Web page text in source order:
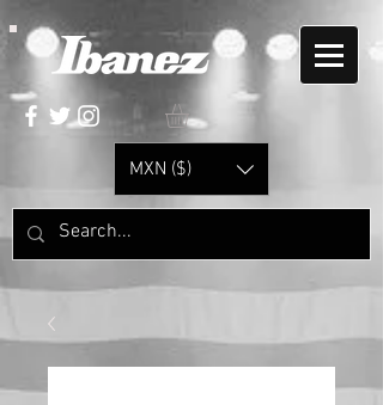
MXN ($)